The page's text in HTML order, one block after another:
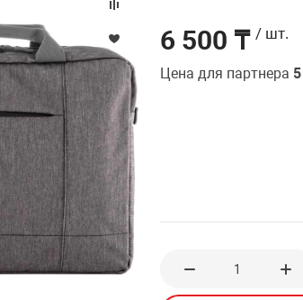
6 500 ₸ / шт.
Цена для партнера